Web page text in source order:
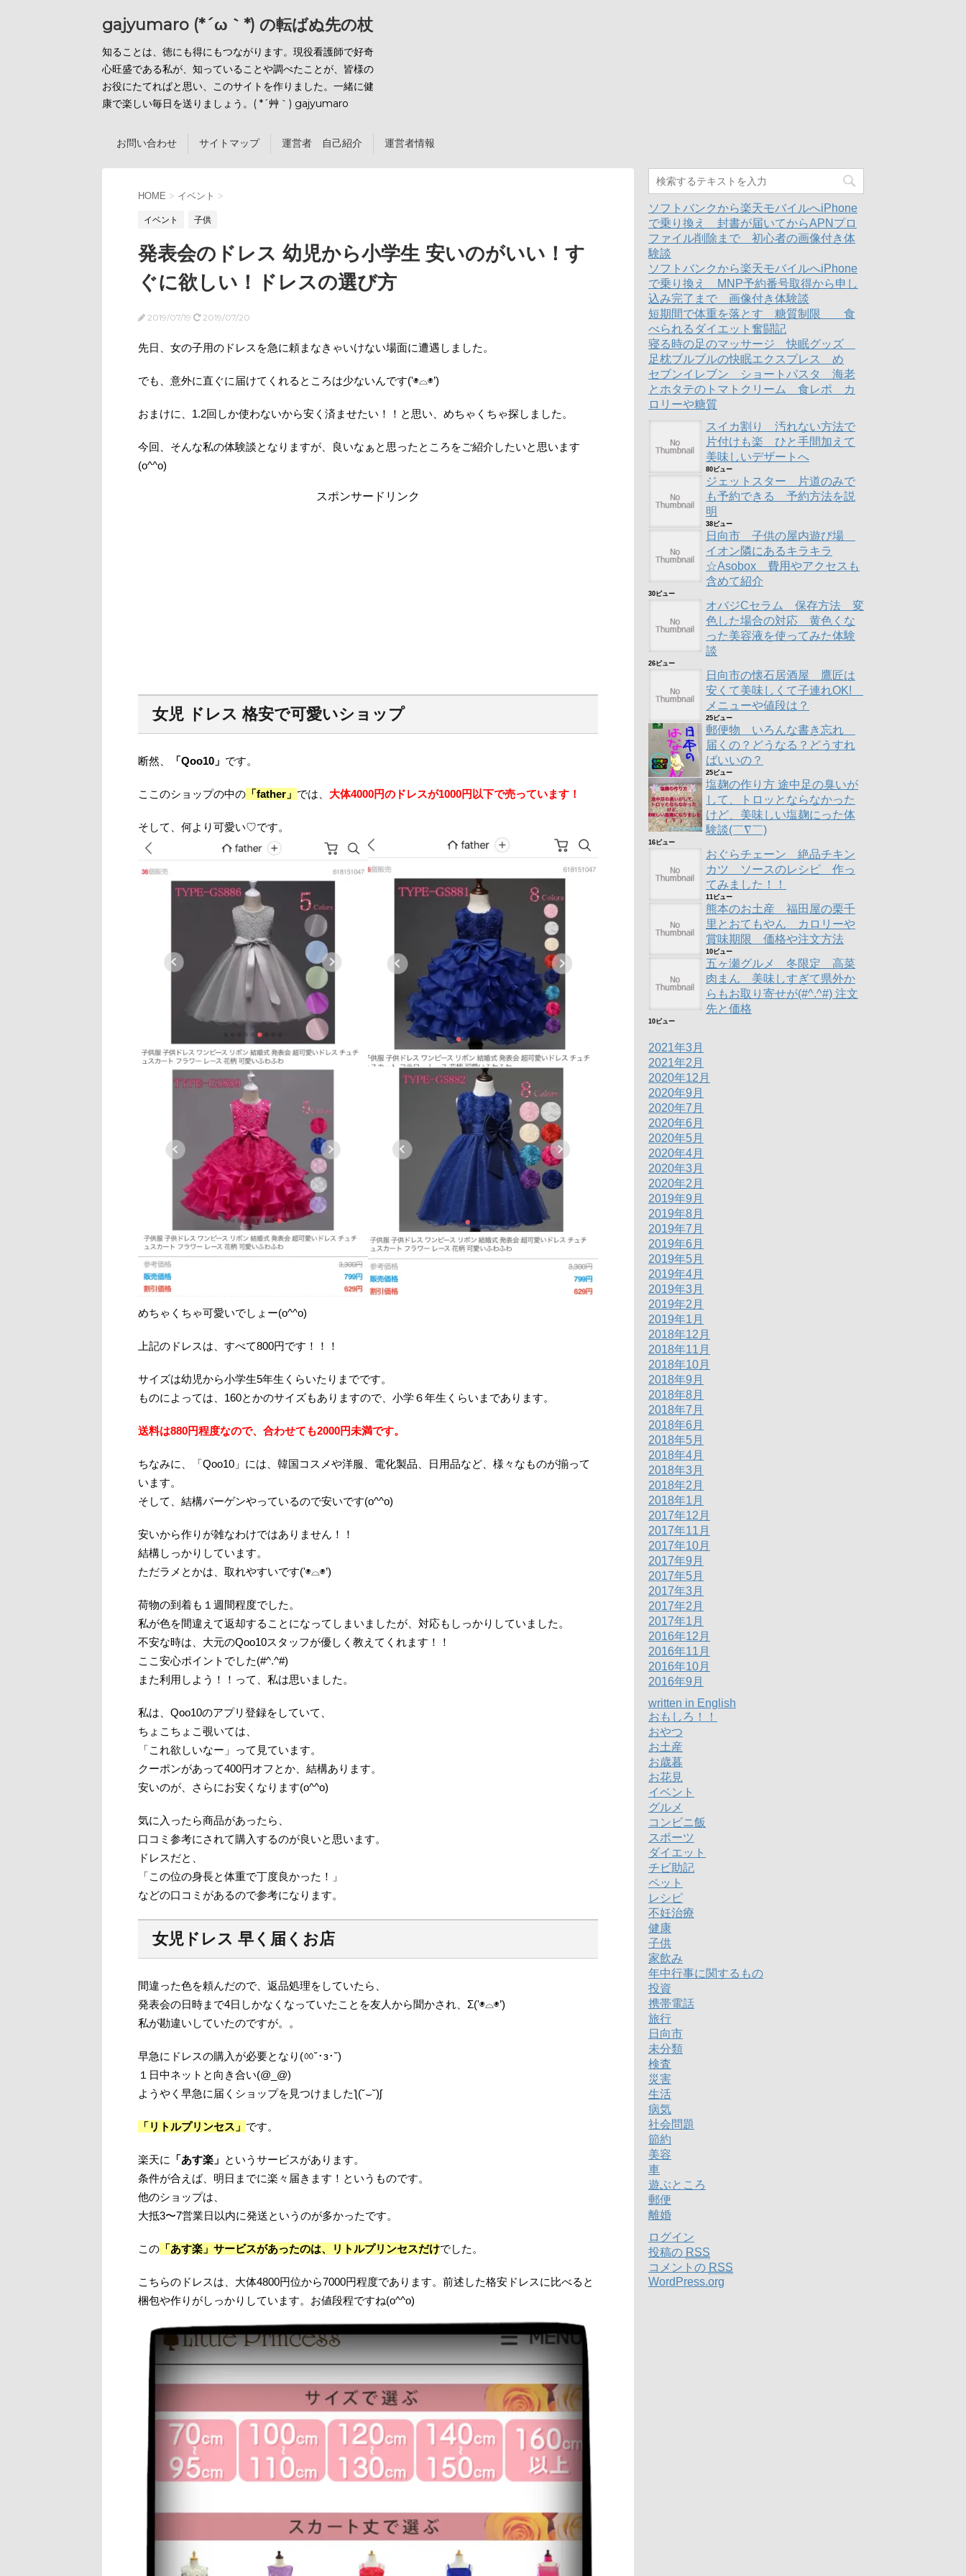
gajyumaro (*´ω｀*) の転ばぬ先の杖
知ることは、徳にも得にもつながります。現役看護師で好奇
心旺盛である私が、知っていることや調べたことが、皆様の
お役にたてればと思い、このサイトを作りました。一緒に健
康で楽しい毎日を送りましょう。( *´艸｀) gajyumaro
お問い合わせ サイトマップ 運営者 自己紹介 運営者情報
HOME > イベント >
イベント 子供
発表会のドレス 幼児から小学生 安いのがいい！す
ぐに欲しい！ドレスの選び方
2019/07/19 2019/07/20
先日、女の子用のドレスを急に頼まなきゃいけない場面に遭遇しました。
でも、意外に直ぐに届けてくれるところは少ないんです('◉⌓◉’)
おまけに、1.2回しか使わないから安く済ませたい！！と思い、めちゃくちゃ探しました。
今回、そんな私の体験談となりますが、良いなぁと思ったところをご紹介したいと思います
(o^^o)
スポンサードリンク
女児 ドレス 格安で可愛いショップ
断然、 「Qoo10」 です。
ここのショップの中の 「father」 では、 大体4000円のドレスが1000円以下で売っています！
そして、何より可愛い♡です。
めちゃくちゃ可愛いでしょー(o^^o)
上記のドレスは、すべて800円です！！！
サイズは幼児から小学生5年生くらいたりまでです。
ものによっては、160とかのサイズもありますので、小学６年生くらいまであります。
送料は880円程度なので、合わせても2000円未満です。
ちなみに、「Qoo10」には、韓国コスメや洋服、電化製品、日用品など、様々なものが揃って
います。
そして、結構バーゲンやっているので安いです(o^^o)
安いから作りが雑なわけではありません！！
結構しっかりしています。
ただラメとかは、取れやすいです('◉⌓◉’)
荷物の到着も１週間程度でした。
私が色を間違えて返却することになってしまいましたが、対応もしっかりしていました。
不安な時は、大元のQoo10スタッフが優しく教えてくれます！！
ここ安心ポイントでした(#^.^#)
また利用しよう！！って、私は思いました。
私は、Qoo10のアプリ登録をしていて、
ちょこちょこ覗いては、
「これ欲しいなー」って見ています。
クーポンがあって400円オフとか、結構あります。
安いのが、さらにお安くなります(o^^o)
気に入ったら商品があったら、
口コミ参考にされて購入するのが良いと思います。
ドレスだと、
「この位の身長と体重で丁度良かった！」
などの口コミがあるので参考になります。
女児ドレス 早く届くお店
間違った色を頼んだので、返品処理をしていたら、
発表会の日時まで4日しかなくなっていたことを友人から聞かされ、Σ('◉⌓◉’)
私が勘違いしていたのですが。。
早急にドレスの購入が必要となり(ㆀ˘･з･˘)
１日中ネットと向き合い(@_@)
ようやく早急に届くショップを見つけましたƪ(˘⌣˘)ʃ
「リトルプリンセス」 です。
楽天に 「あす楽」 というサービスがあります。
条件が合えば、明日までに楽々届きます！というものです。
他のショップは、
大抵3〜7営業日以内に発送というのが多かったです。
この 「あす楽」サービスがあったのは、リトルプリンセスだけでした。
こちらのドレスは、大体4800円位から7000円程度であります。前述した格安ドレスに比べると
梱包や作りがしっかりしています。お値段程ですね(o^^o)
ソフトバンクから楽天モバイルへiPhone
で乗り換え 封書が届いてからAPNプロ
ファイル削除まで 初心者の画像付き体
験談
ソフトバンクから楽天モバイルへiPhone
で乗り換え MNP予約番号取得から申し
込み完了まで 画像付き体験談
短期間で体重を落とす 糖質制限 食
べられるダイエット奮闘記
寝る時の足のマッサージ 快眠グッズ
足枕ブルブルの快眠エクスプレス め
セブンイレブン ショートパスタ 海老
とホタテのトマトクリーム 食レポ カ
ロリーや糖質
スイカ割り 汚れない方法で
片付けも楽 ひと手間加えて
美味しいデザートへ
80ビュー
ジェットスター 片道のみで
も予約できる 予約方法を説
明
38ビュー
日向市 子供の屋内遊び場
イオン隣にあるキラキラ
☆Asobox 費用やアクセスも
含めて紹介
30ビュー
オバジCセラム 保存方法 変
色した場合の対応 黄色くな
った美容液を使ってみた体験
談
26ビュー
日向市の懐石居酒屋 鷹匠は
安くて美味しくて子連れOK!
メニューや値段は？
25ビュー
郵便物 いろんな書き忘れ
届くの？どうなる？どうすれ
ばいいの？
25ビュー
塩麹の作り方 途中足の臭いが
して、トロッとならなかった
けど、美味しい塩麹にった体
験談(￣∇￣)
16ビュー
おぐらチェーン 絶品チキン
カツ ソースのレシピ 作っ
てみました！！
11ビュー
熊本のお土産 福田屋の栗千
里とおてもやん カロリーや
賞味期限 価格や注文方法
10ビュー
五ヶ瀬グルメ 冬限定 高菜
肉まん 美味しすぎて県外か
らもお取り寄せが(#^.^#) 注文
先と価格
10ビュー
2021年3月
2021年2月
2020年12月
2020年9月
2020年7月
2020年6月
2020年5月
2020年4月
2020年3月
2020年2月
2019年9月
2019年8月
2019年7月
2019年6月
2019年5月
2019年4月
2019年3月
2019年2月
2019年1月
2018年12月
2018年11月
2018年10月
2018年9月
2018年8月
2018年7月
2018年6月
2018年5月
2018年4月
2018年3月
2018年2月
2018年1月
2017年12月
2017年11月
2017年10月
2017年9月
2017年5月
2017年3月
2017年2月
2017年1月
2016年12月
2016年11月
2016年10月
2016年9月
written in English
おもしろ！！
おやつ
お土産
お歳暮
お花見
イベント
グルメ
コンビニ飯
スポーツ
ダイエット
チビ助記
ペット
レシピ
不妊治療
健康
子供
家飲み
年中行事に関するもの
投資
携帯電話
旅行
日向市
未分類
検査
災害
生活
病気
社会問題
節約
美容
車
遊ぶところ
郵便
離婚
ログイン
投稿の RSS
コメントの RSS
WordPress.org